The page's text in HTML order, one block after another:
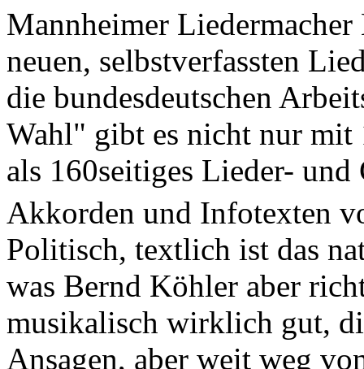
Mannheimer
neuen, selbstverfassten
die bundesdeutschen
Wahl" gibt es nicht nur mit
als 160seitiges Lieder-
Akkorden und Infotexten
Politisch, textlich ist das
was Bernd Köhler aber
musikalisch wirklich gut,
Ansagen, aber weit weg